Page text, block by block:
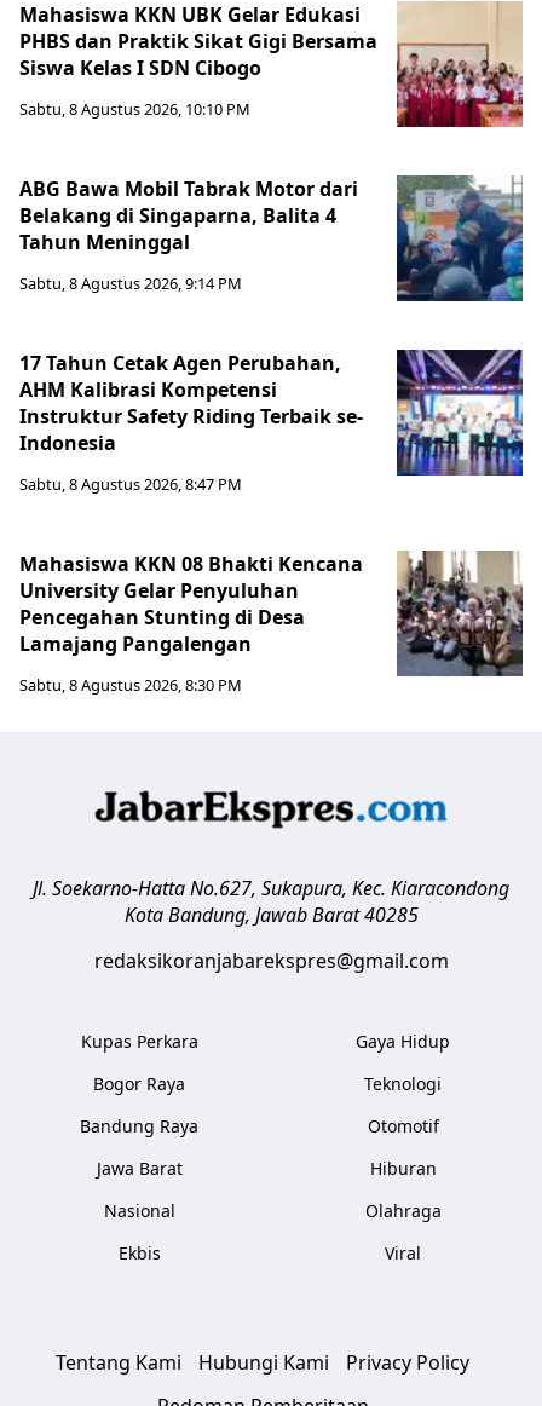
Mahasiswa KKN UBK Gelar Edukasi
PHBS dan Praktik Sikat Gigi Bersama
Siswa Kelas I SDN Cibogo
Sabtu, 8 Agustus 2026, 10:10 PM
ABG Bawa Mobil Tabrak Motor dari
Belakang di Singaparna, Balita 4
Tahun Meninggal
Sabtu, 8 Agustus 2026, 9:14 PM
17 Tahun Cetak Agen Perubahan,
AHM Kalibrasi Kompetensi
Instruktur Safety Riding Terbaik se-
Indonesia
Sabtu, 8 Agustus 2026, 8:47 PM
Mahasiswa KKN 08 Bhakti Kencana
University Gelar Penyuluhan
Pencegahan Stunting di Desa
Lamajang Pangalengan
Sabtu, 8 Agustus 2026, 8:30 PM
Jl. Soekarno-Hatta No.627, Sukapura, Kec. Kiaracondong
Kota Bandung, Jawab Barat 40285
redaksikoranjabarekspres@gmail.com
Kupas Perkara
Bogor Raya
Bandung Raya
Jawa Barat
Nasional
Ekbis
Gaya Hidup
Teknologi
Otomotif
Hiburan
Olahraga
Viral
Tentang Kami Hubungi Kami
Privacy Policy